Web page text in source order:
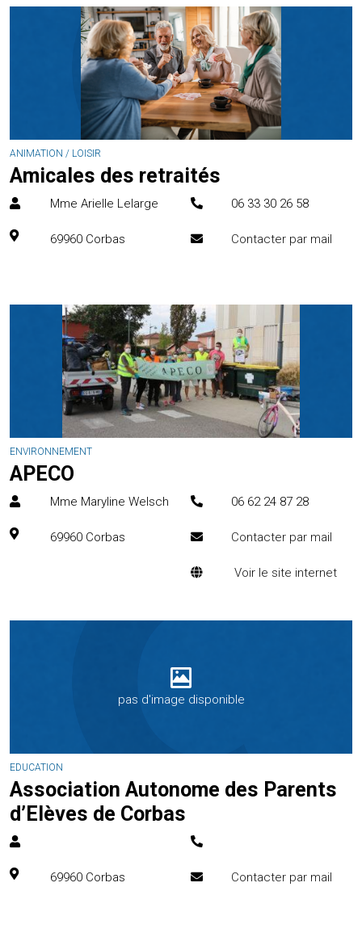
ANIMATION / LOISIR
Amicales des retraités
Mme Arielle Lelarge
69960 Corbas
06 33 30 26 58
Contacter par mail
ENVIRONNEMENT
APECO
Mme Maryline Welsch
69960 Corbas
06 62 24 87 28
Contacter par mail
Voir le site internet
pas d'image disponible
EDUCATION
Association Autonome des Parents
d’Elèves de Corbas
69960 Corbas Contacter par mail